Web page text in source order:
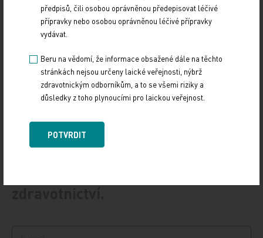
Vláda schválila Národní kardiovaskulární plán
12. 12. 2024
Vláda na svém zasedání ve středu 11. prosince schválila
důležitý dokument, Národní kardiovaskulární plán. Ten
definuje potřebné změny v oblasti…
PŘIHLASTE SE K ODBĚRU NOVINEK.
předpisů, čili osobou oprávněnou předepisovat léčivé
přípravky nebo osobou oprávněnou léčivé přípravky
vydávat.
Beru na vědomí, že informace obsažené dále na těchto
stránkách nejsou určeny laické veřejnosti, nýbrž
zdravotnickým odborníkům, a to se všemi riziky a
důsledky z toho plynoucími pro laickou veřejnost.
POTVRDIT